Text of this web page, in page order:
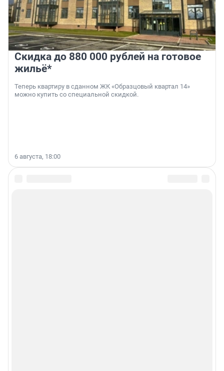
Скидка до 880 000 рублей на готовое
жильё*
Теперь квартиру в сданном ЖК «Образцовый квартал 14»
можно купить со специальной скидкой.
6 августа, 18:00